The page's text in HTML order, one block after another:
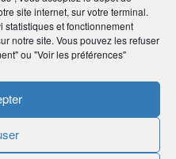
site internet, sur votre terminal.
statistiques et fonctionnement
notre site. Vous pouvez les refuser
ou "Voir les préférences"
d’épargne en
la retraite. Le succès du
mal de choses, notamment
sont pas figés dans le
donné ne le sera peut-